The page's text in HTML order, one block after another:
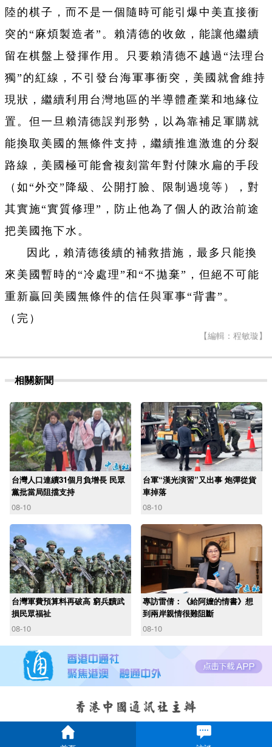
陸的棋子，而不是一個隨時可能引爆中美直接衝
突的“麻煩製造者”。賴清德的收斂，能讓他繼續
留在棋盤上發揮作用。只要賴清德不越過“法理台
獨”的紅線，不引發台海軍事衝突，美國就會維持
現狀，繼續利用台灣地區的半導體產業和地緣位
置。但一旦賴清德誤判形勢，以為靠補足軍購就
能換取美國的無條件支持，繼續推進激進的分裂
路線，美國極可能會複刻當年對付陳水扁的手段
（如“外交”降級、公開打臉、限制過境等），對
其實施“實質修理”，防止他為了個人的政治前途
把美國拖下水。
因此，賴清德後續的補救措施，最多只能換
來美國暫時的“冷處理”和“不拋棄”，但絕不可能
重新贏回美國無條件的信任與軍事“背書”。
（完）
【編輯：程敏璇】
相關新聞
台灣人口連續31個月負增長 民眾
黨批當局阻擋支持
08-10
台軍“漢光演習”又出事 炮彈從貨
車掉落
08-10
台灣軍費預算料再破高 窮兵黷武
損民眾福祉
08-10
專訪雷倩：《給阿嬤的情書》想
到兩岸親情很難阻斷
08-10